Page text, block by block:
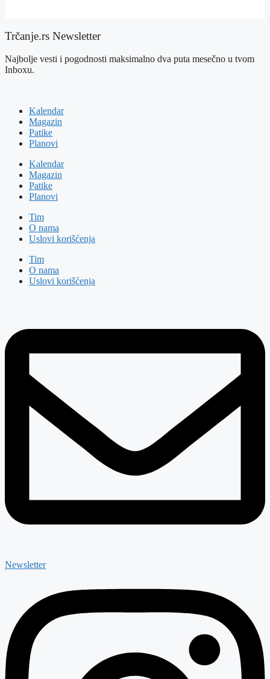
Trčanje.rs Newsletter
Najbolje vesti i pogodnosti maksimalno dva puta mesečno u tvom
Inboxu.
Kalendar
Magazin
Patike
Planovi
Kalendar
Magazin
Patike
Planovi
Tim
O nama
Uslovi korišćenja
Tim
O nama
Uslovi korišćenja
Newsletter